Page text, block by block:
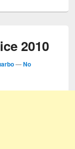
2010
—No